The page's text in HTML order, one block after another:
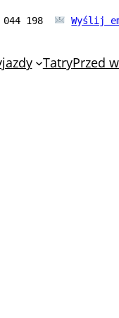
044 198 Wyślij
TatryPrzed